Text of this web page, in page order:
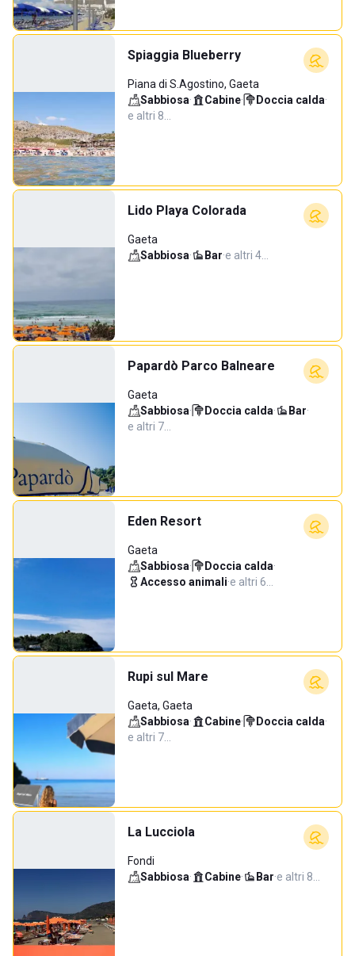
Spiaggia Blueberry
Piana di S.Agostino, Gaeta
Sabbiosa· Cabine· Doccia calda·
e altri 8…
Lido Playa Colorada
Gaeta
Sabbiosa· Bar·e altri 4…
Papardò Parco Balneare
Gaeta
Sabbiosa· Doccia calda· Bar·
e altri 7…
Eden Resort
Gaeta
Sabbiosa· Doccia calda·
Accesso animali·e altri 6…
Rupi sul Mare
Gaeta, Gaeta
Sabbiosa· Cabine· Doccia calda·
e altri 7…
La Lucciola
Fondi
Sabbiosa· Cabine· Bar·e altri 8…